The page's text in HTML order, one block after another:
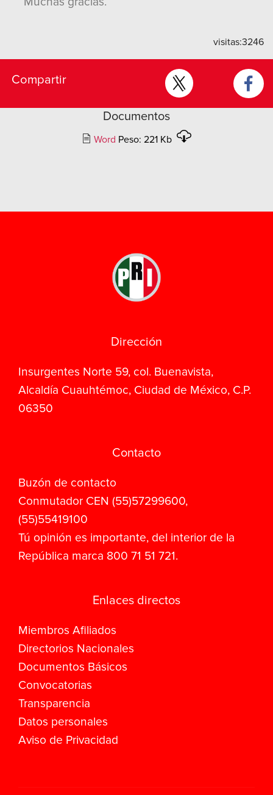
visitas:3246
Compartir
Documentos
Word Peso: 221 Kb
Dirección
Insurgentes Norte 59, col. Buenavista,
Alcaldía Cuauhtémoc, Ciudad de México, C.P.
06350
Contacto
Buzón de contacto
Conmutador CEN (55)57299600,
(55)55419100
Tú opinión es importante, del interior de la
República marca 800 71 51 721.
Enlaces directos
Miembros Afiliados
Directorios Nacionales
Documentos Básicos
Convocatorias
Transparencia
Datos personales
Aviso de Privacidad